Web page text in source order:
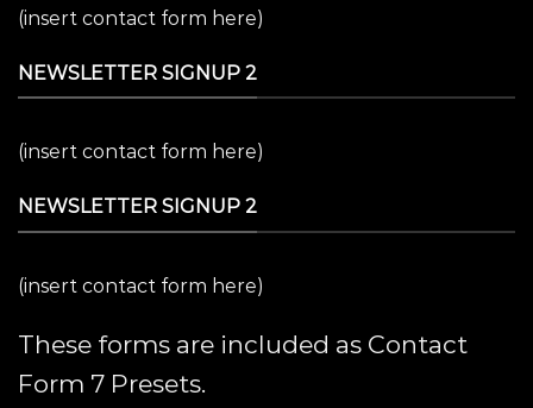
(insert contact form here)
NEWSLETTER SIGNUP 2
(insert contact form here)
NEWSLETTER SIGNUP 2
(insert contact form here)
These forms are included as Contact
Form 7 Presets.